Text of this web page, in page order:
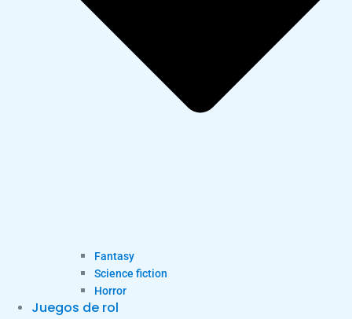
Fantasy
Science fiction
Horror
Juegos de rol